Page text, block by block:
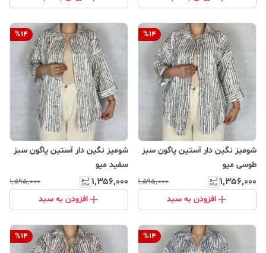
%14
شومیز نگین دار آستین پاگون سبز
طوسی میو
۱٬۳۵۶٬۰۰۰ ۱٬۵۹۵٬۰۰۰
افزودن به سبد
%14
شومیز نگین دار آستین پاگون سبز
سفید میو
۱٬۳۵۶٬۰۰۰ ۱٬۵۹۵٬۰۰۰
افزودن به سبد
%14
%14